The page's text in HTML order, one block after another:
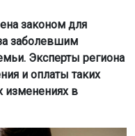
законом для
заболевшим
Эксперты региона
и оплаты таких
изменениях в